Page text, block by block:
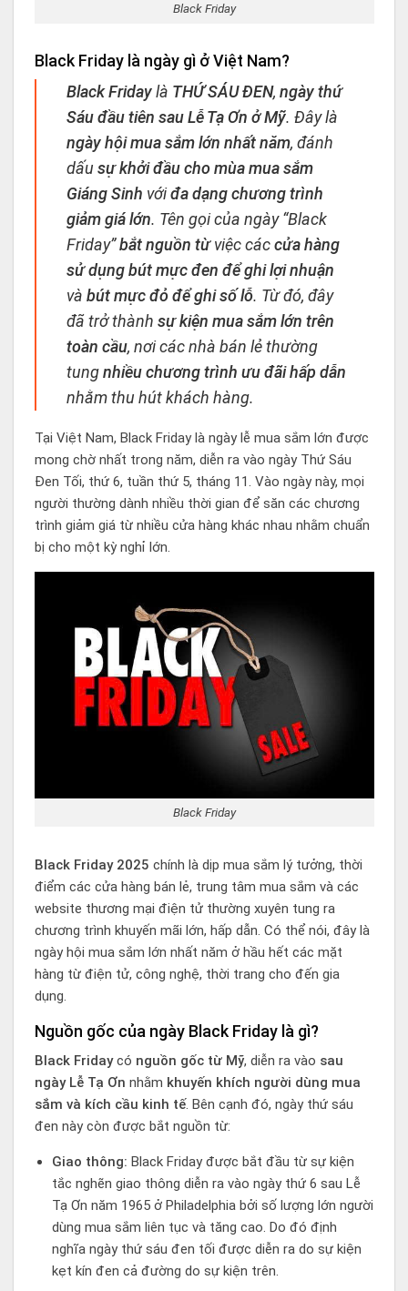
Black Friday
Black Friday là ngày gì ở Việt Nam?
Black Fridaylà THỨ SÁU ĐEN,ngày thứ
Sáu đầu tiên sau Lễ Tạ Ơn ở Mỹ. Đây là
ngày hội mua sắm lớn nhất năm, đánh
dấusự khởi đầu cho mùa mua sắm
Giáng Sinh vớiđa dạng chương trình
giảm giá lớn. Tên gọi của ngày “Black
Friday”bắt nguồn từviệc cáccửa hàng
sử dụng bút mực đen để ghi lợi nhuận
vàbút mực đỏ để ghi số lỗ. Từ đó, đây
đã trở thànhsự kiện mua sắm lớn trên
toàn cầu, nơi các nhà bán lẻ thường
tungnhiều chương trình ưu đãi hấp dẫn
nhằm thu hút khách hàng.
Tại Việt Nam, Black Friday là ngày lễ mua sắm lớn được
mong chờ nhất trong năm, diễn ra vào ngày Thứ Sáu
Đen Tối, thứ 6, tuần thứ 5, tháng 11. Vào ngày này, mọi
người thường dành nhiều thời gian để săn các chương
trình giảm giá từ nhiều cửa hàng khác nhau nhằm chuẩn
bị cho một kỳ nghỉ lớn.
Black Friday
Black Friday 2025 chính là dịp mua sắm lý tưởng, thời
điểm các cửa hàng bán lẻ, trung tâm mua sắm và các
website thương mại điện tử thường xuyên tung ra
chương trình khuyến mãi lớn, hấp dẫn. Có thể nói, đây là
ngày hội mua sắm lớn nhất năm ở hầu hết các mặt
hàng từ điện tử, công nghệ, thời trang cho đến gia
dụng.
Nguồn gốc của ngày Black Friday là gì?
Black Fridaycó nguồn gốc từ Mỹ, diễn ra vào sau
ngày Lễ Tạ Ơn nhằm khuyến khích người dùng mua
sắm và kích cầu kinh tế. Bên cạnh đó, ngày thứ sáu
đen này còn được bắt nguồn từ:
Giao thông: Black Friday được bắt đầu từ sự kiện
tắc nghẽn giao thông diễn ra vào ngày thứ 6 sau Lễ
Tạ Ơn năm 1965 ở Philadelphia bởi số lượng lớn người
dùng mua sắm liên tục và tăng cao. Do đó định
nghĩa ngày thứ sáu đen tối được diễn ra do sự kiện
kẹt kín đen cả đường do sự kiện trên.